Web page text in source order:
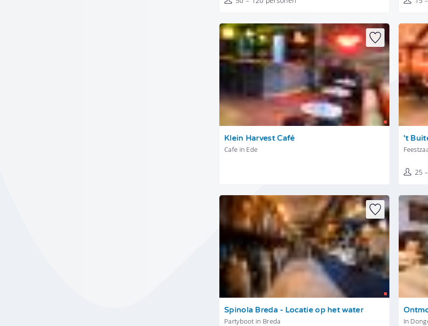
Tonen
Klein Harvest Café
Cafe in Ede
Tonen
't
25
Tonen
Spinola Breda - Locatie op het water
Partyboot in Breda
Tonen
In